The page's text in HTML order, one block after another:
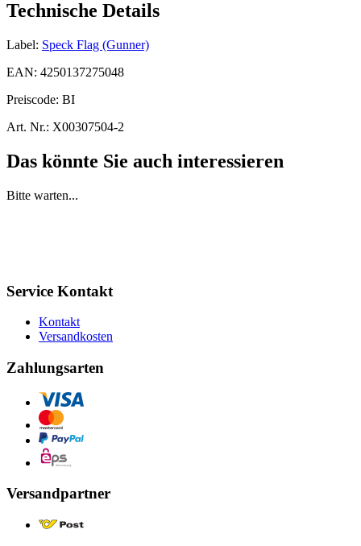
Technische Details
Label: Speck Flag (Gunner)
EAN: 4250137275048
Preiscode: BI
Art. Nr.: X00307504-2
Das könnte Sie auch interessieren
Bitte warten...
Service Kontakt
Kontakt
Versandkosten
Zahlungsarten
Versandpartner